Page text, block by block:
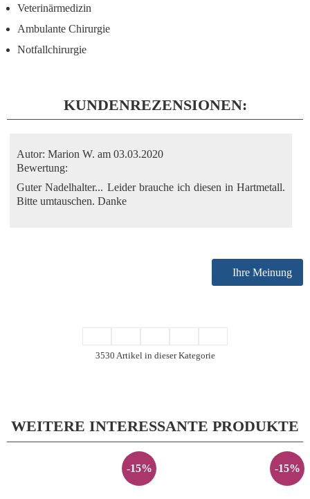
Veterinärmedizin
Ambulante Chirurgie
Notfallchirurgie
KUNDENREZENSIONEN:
Autor: Marion W. am 03.03.2020
Bewertung:
Guter Nadelhalter... Leider brauche ich diesen in Hartmetall.
Bitte umtauschen. Danke
Ihre Meinung
3530 Artikel in dieser Kategorie
WEITERE INTERESSANTE PRODUKTE
-15% -15%